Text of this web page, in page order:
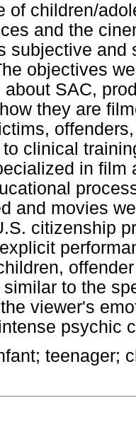
of children/
and the
subjective and
objectives
SAC,
they are
clinical
in film
and movies
citizenship
to the
viewer's
psychic
teenager;